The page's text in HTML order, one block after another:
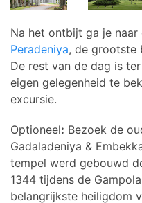
Na het ontbijt ga je naar
Peradeniya, de grootste
De rest van de dag is
eigen gelegenheid te
excursie.
Optioneel: Bezoek de
Gadaladeniya &
tempel werd gebouwd
1344 tijdens de
belangrijkste heiligdom